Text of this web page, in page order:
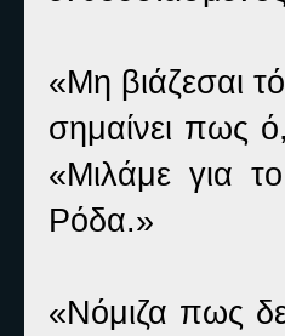
«Μη βιάζεσαι
σημαίνει πως
«Μιλάμε για
Ρόδα.»
«Νόμιζα πως